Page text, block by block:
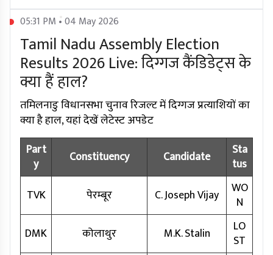
05:31 PM • 04 May 2026
Tamil Nadu Assembly Election
Results 2026 Live: दिग्गज कैंडिडेट्स के
क्या हैं हाल?
तमिलनाडु विधानसभा चुनाव रिजल्ट में दिग्गज प्रत्याशियों का
क्या है हाल, यहां देखें लेटेस्ट अपडेट
Part
y
Constituency Candidate
Sta
tus
TVK
पेरम्बूर C. Joseph Vijay
WO
N
DMK
कोलाथुर M.K. Stalin
LO
ST